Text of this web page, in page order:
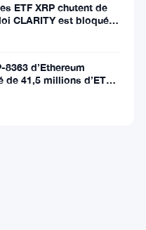
ETF XRP chutent de
CLARITY est bloquée
d’Ethereum
41,5 millions d’ETH